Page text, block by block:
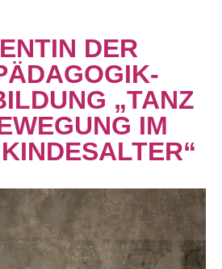
DER
„TANZ
IM